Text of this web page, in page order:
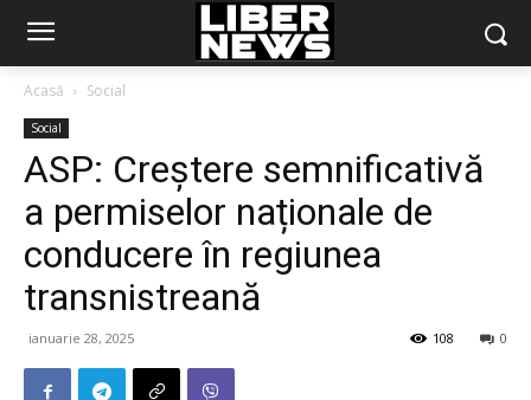
Acasă Social
Social
ASP: Creștere semnificativă
a permiselor naționale de
conducere în regiunea
transnistreană
ianuarie 28, 2025 0
108